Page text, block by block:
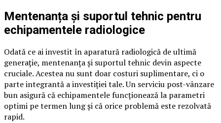
Mentenanța și suportul tehnic pentru
echipamentele radiologice
Odată ce ai investit în aparatură radiologică de ultimă
generație, mentenanța și suportul tehnic devin aspecte
cruciale. Acestea nu sunt doar costuri suplimentare, ci o
parte integrantă a investiției tale. Un serviciu post-vânzare
bun asigură că echipamentele funcționează la parametri
optimi pe termen lung și că orice problemă este rezolvată
rapid.